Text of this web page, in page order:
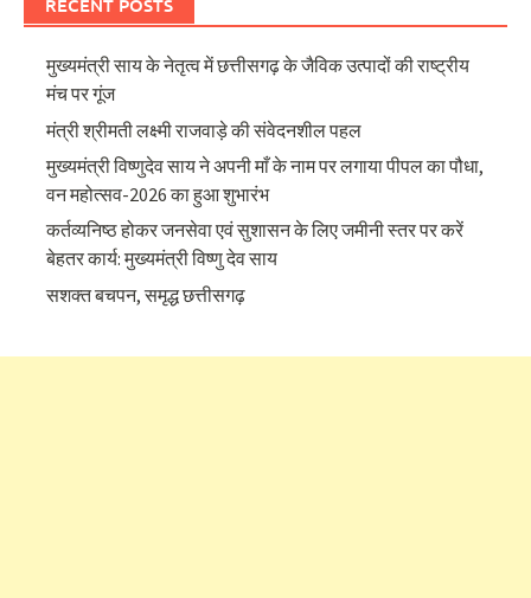
RECENT POSTS
मुख्यमंत्री साय के नेतृत्व में छत्तीसगढ़ के जैविक उत्पादों की राष्ट्रीय
मंच पर गूंज
मंत्री श्रीमती लक्ष्मी राजवाड़े की संवेदनशील पहल
मुख्यमंत्री विष्णुदेव साय ने अपनी माँ के नाम पर लगाया पीपल का पौधा,
वन महोत्सव-2026 का हुआ शुभारंभ
कर्तव्यनिष्ठ होकर जनसेवा एवं सुशासन के लिए जमीनी स्तर पर करें
बेहतर कार्य: मुख्यमंत्री विष्णु देव साय
सशक्त बचपन, समृद्ध छत्तीसगढ़